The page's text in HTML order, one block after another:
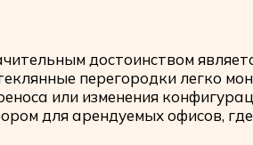
достоинством
перегородки легко
или изменения
для арендуемых офисов,